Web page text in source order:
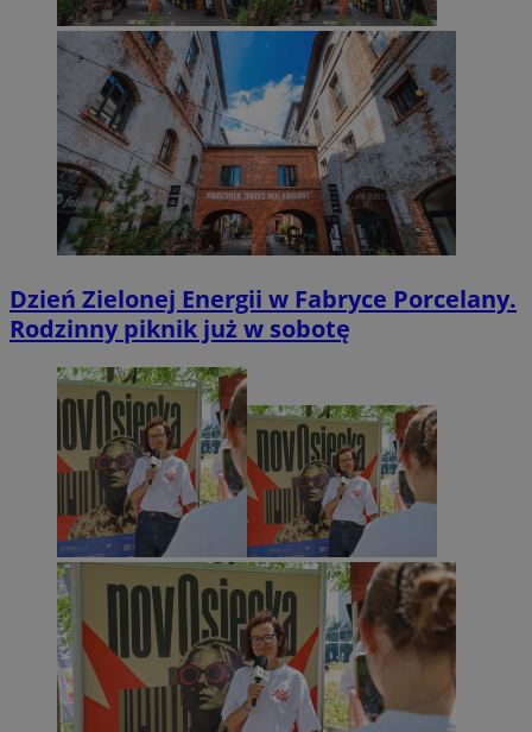
Dzień Zielonej Energii w Fabryce Porcelany.
Rodzinny piknik już w sobotę